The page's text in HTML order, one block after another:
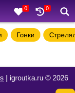
0 0
Гонки
| igroutka.ru © 2026